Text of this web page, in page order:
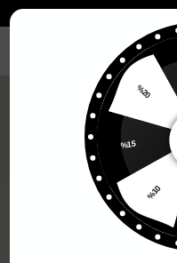
%10
%15
%20